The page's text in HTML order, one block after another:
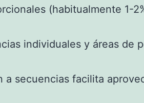
(habitualmente 1-
individuales y áreas de
secuencias facilita